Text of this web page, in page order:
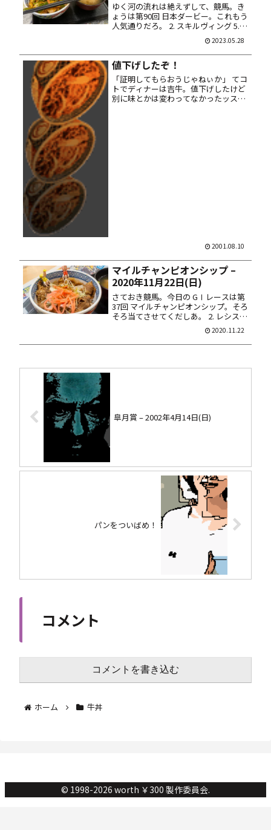
ゆく河の流れは絶えずして、競馬。き
ょうは第90回 日本ダービー。これもう
人気通りだろ。 2. スキルヴィング 5.
ソールオリエンス 12. タスティエーラ
14. ファントムシーフ 18. サトノグラン
ツ 馬券は馬連ＢＯＸ 10点馬券。本...
2023.05.28
値下げしたぞ！
「証明してもらおうじゃねぃか」 てコ
トでディナーは吉牛。値下げしたけど
別に味とかは変わってなかったッス。
2001.08.10
マイルチャンピオンシップ –
2020年11月22日(日)
さておき競馬。今日の GⅠレースは第
37回 マイルチャンピオンシップ。そろ
そろ当てさせてくだしあ。 2. レシステ
ンシア 3. ケイアイノーテック 4. グラ
ンアレグリア 7. アドマイヤマーズ 8.
インディチャンプ 馬券は馬連ＢＯＸ
2020.11.22
皐月賞 – 2002年4月14日(日)
パンをついばめ！
コメント
コメントを書き込む
ホーム 牛丼
© 1998-2026 worth ￥300 製作委員会.